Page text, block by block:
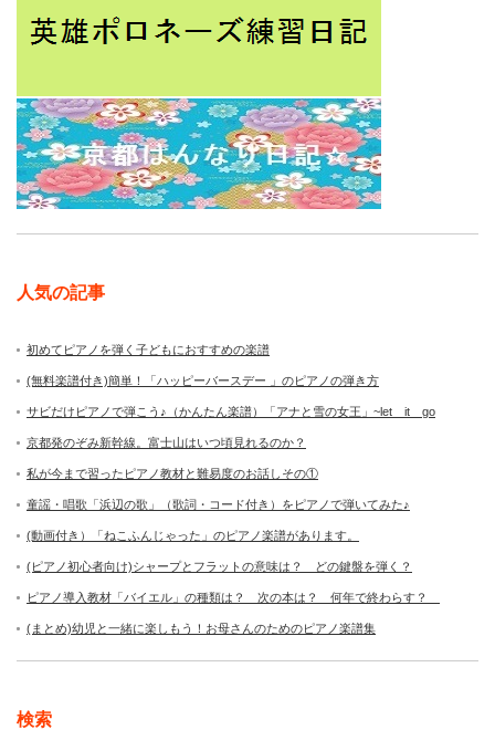
人気の記事
初めてピアノを弾く子どもにおすすめの楽譜
(無料楽譜付き)簡単！「ハッピーバースデー 」のピアノの弾き方
サビだけピアノで弾こう♪（かんたん楽譜）「アナと雪の女王」~let it go
京都発のぞみ新幹線。富士山はいつ頃見れるのか？
私が今まで習ったピアノ教材と難易度のお話しその①
童謡・唱歌「浜辺の歌」（歌詞・コード付き）をピアノで弾いてみた♪
(動画付き）「ねこふんじゃった」のピアノ楽譜があります。
(ピアノ初心者向け)シャープとフラットの意味は？ どの鍵盤を弾く？
ピアノ導入教材「バイエル」の種類は？ 次の本は？ 何年で終わらす？
(まとめ)幼児と一緒に楽しもう！お母さんのためのピアノ楽譜集
検索